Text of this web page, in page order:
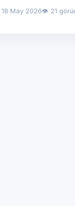
18 May 2026👁 21